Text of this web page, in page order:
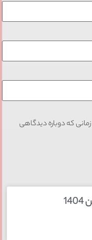
که دوباره دیدگاهی